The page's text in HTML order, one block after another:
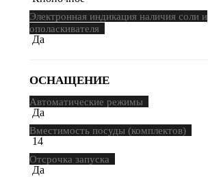
Электронная индикация наличия соли и
ополаскивателя
Да
ОСНАЩЕНИЕ
Автоматические режимы
Да
Вместимость посуды (комплектов)
14
Отсрочка запуска
Да